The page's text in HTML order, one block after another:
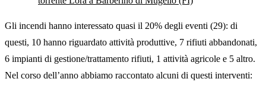
Gli incendi hanno interessato quasi il 20% degli eventi (29): di
questi, 10 hanno riguardato attività produttive, 7 rifiuti abbandonati,
6 impianti di gestione/trattamento rifiuti, 1 attività agricole e 5 altro.
Nel corso dell’anno abbiamo raccontato alcuni di questi interventi: